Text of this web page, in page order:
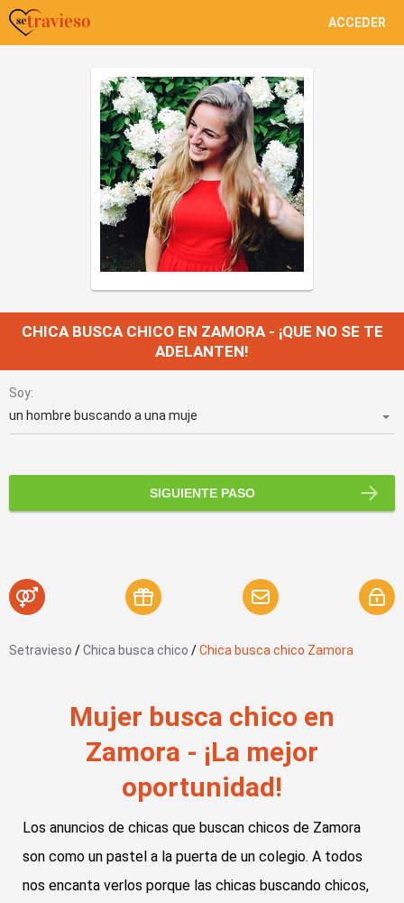
ACCEDER
CHICA BUSCA CHICO EN ZAMORA - ¡QUE NO SE TE
ADELANTEN!
Soy:
SIGUIENTE PASO
Setravieso /Chica busca chico /Chica busca chico Zamora
Mujer busca chico en
Zamora - ¡La mejor
oportunidad!
Los anuncios de chicas que buscan chicos de Zamora
son como un pastel a la puerta de un colegio. A todos
nos encanta verlos porque las chicas buscando chicos,